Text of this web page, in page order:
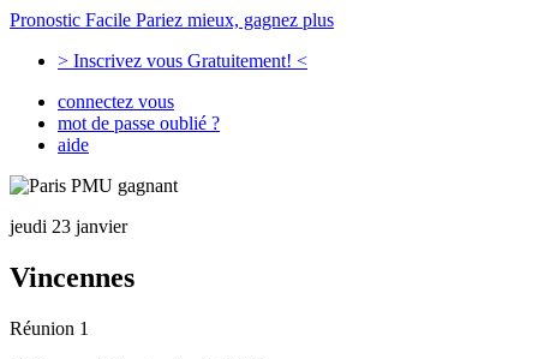
Pronostic Facile Pariez mieux, gagnez plus
> Inscrivez vous Gratuitement! <
connectez vous
mot de passe oublié ?
aide
jeudi 23 janvier
Vincennes
Réunion 1